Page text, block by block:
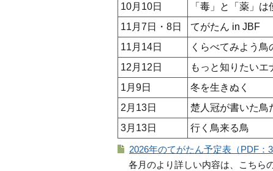
10月10日
「毒」と「薬」は
11月7日・8日
てがたん in JBF
11月14日
くらべてみよう鳥
12月12日
もっと知りたいエ
1月9日
冬を生きぬく
2月13日
楚人冠が書いた鳥
3月13日
行く鳥来る鳥
2026年のてがたん予定表（PDF：
各月のより詳しい内容は、こちら